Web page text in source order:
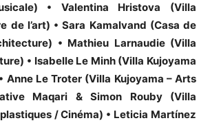
• Valentina Hristova (Villa
de l’art) • Sara Kamalvand (Casa de
• Mathieu Larnaudie (Villa
• Isabelle Le Minh (Villa Kujoyama
Anne Le Troter (Villa Kujoyama – Arts
Maqari & Simon Rouby (Villa
/ Cinéma) • Leticia Martínez